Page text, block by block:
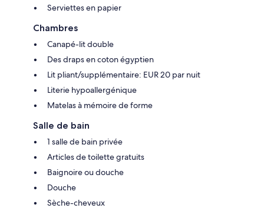
Serviettes en papier
Chambres
Canapé-lit double
Des draps en coton égyptien
Lit pliant/supplémentaire: EUR 20 par nuit
Literie hypoallergénique
Matelas à mémoire de forme
Salle de bain
1 salle de bain privée
Articles de toilette gratuits
Baignoire ou douche
Douche
Sèche-cheveux